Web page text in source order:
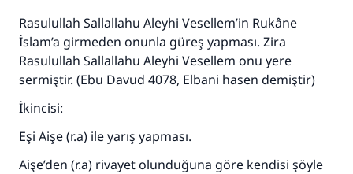
Rasulullah Sallallahu Aleyhi Vesellem’in Rukâne
İslam’a girmeden onunla güreş yapması. Zira
Rasulullah Sallallahu Aleyhi Vesellem onu yere
sermiştir. (Ebu Davud 4078, Elbani hasen demiştir)
İkincisi:
Eşi Aişe (r.a) ile yarış yapması.
Aişe’den (r.a) rivayet olunduğuna göre kendisi şöyle
Rasulullah ﷺ şöyle dedi:
Her kim bir hayra yol gösterirse , hayrı yapan
kişinin sevabı kadar ona sevap yazılır.